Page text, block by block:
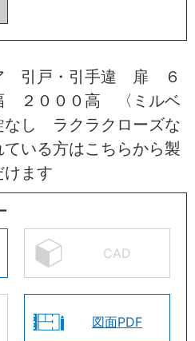
引戸・引手違 扉 ６
２０００高 〈ミルベ
し ラクラクローズな
いる方はこちらから製
けます
CAD
図面PDF